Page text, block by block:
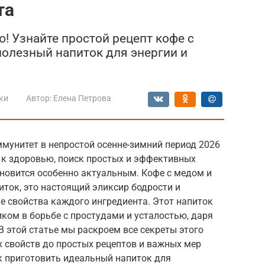
Узнайте простой рецепт кофе с
напиток для энергии и
Автор: Елена Петрова
в непростой осенне-зимний период 2026
здоровью, поиск простых и эффективных
особенно актуальным. Кофе с медом и
это настоящий эликсир бодрости и
каждого ингредиента. Этот напиток
в борьбе с простудами и усталостью, даря
этой статье мы раскроем все секреты этого
свойств до простых рецептов и важных мер
идеальный напиток для